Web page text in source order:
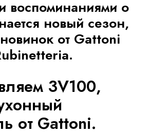
воспоминаниями о
новый сезон,
от Gattoni
3V100,
от Gattoni.